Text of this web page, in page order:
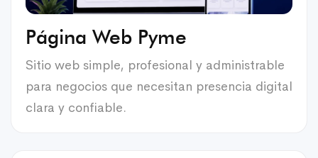
Página Web Pyme
Sitio web simple, profesional y administrable
para negocios que necesitan presencia digital
clara y confiable.